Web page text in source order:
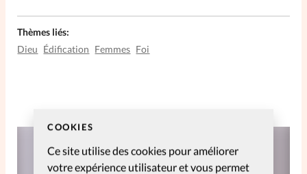
COOKIES
Ce site utilise des cookies pour améliorer
votre expérience utilisateur et vous permet
Thèmes liés:
Dieu Édification Femmes Foi